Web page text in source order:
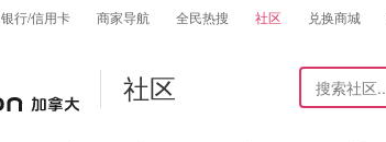
银行/信用卡 商家导航 全民热搜 社区 兑换商城
社区